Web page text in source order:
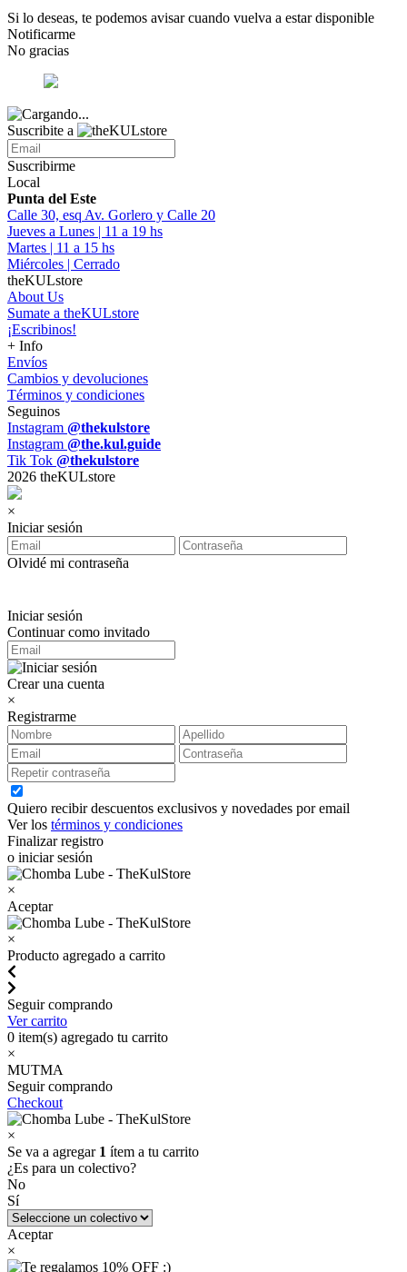
Si lo deseas, te podemos avisar cuando vuelva a estar disponible
Notificarme
No gracias
Suscribite a
Suscribirme
Local
Punta del Este
Calle 30, esq Av. Gorlero y Calle 20
Jueves a Lunes | 11 a 19 hs
Martes | 11 a 15 hs
Miércoles | Cerrado
theKULstore
About Us
Sumate a theKULstore
¡Escribinos!
+ Info
Envíos
Cambios y devoluciones
Términos y condiciones
Seguinos
Instagram @thekulstore
Instagram @the.kul.guide
Tik Tok @thekulstore
2026 theKULstore
×
Iniciar sesión
Olvidé mi contraseña
Iniciar sesión
Continuar como invitado
Crear una cuenta
×
Registrarme
Quiero recibir descuentos exclusivos y novedades por email
Ver los términos y condiciones
Finalizar registro
o iniciar sesión
×
Aceptar
×
Producto agregado a carrito
Seguir comprando
Ver carrito
0 item(s) agregado tu carrito
×
MUTMA
Seguir comprando
Checkout
×
Se va a agregar 1 ítem a tu carrito
¿Es para un colectivo?
No
Sí
Aceptar
×